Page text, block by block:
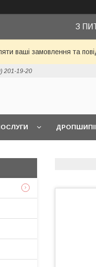
З
ваші замовлення та
201-19-20